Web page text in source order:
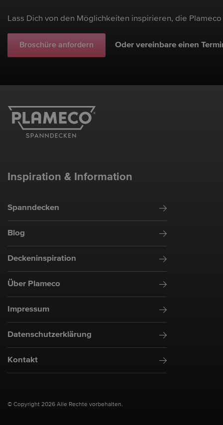
Lass Dich von den Möglichkeiten inspirieren, die
Broschüre anfordern Oder vereinbare einen
Inspiration & Information
Spanndecken
Blog
Deckeninspiration
Über Plameco
Impressum
Datenschutzerklärung
Kontakt
© Copyright 2026 Alle Rechte vorbehalten.